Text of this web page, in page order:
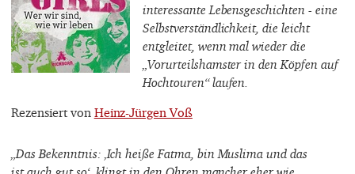
interessante Lebensgeschichten - eine
Selbstverständlichkeit, die leicht
entgleitet, wenn mal wieder die
„Vorurteilshamster in den Köpfen auf
Hochtouren“ laufen.
Rezensiert von Heinz-Jürgen Voß
„Das Bekenntnis: ‚Ich heiße Fatma, bin Muslima und das